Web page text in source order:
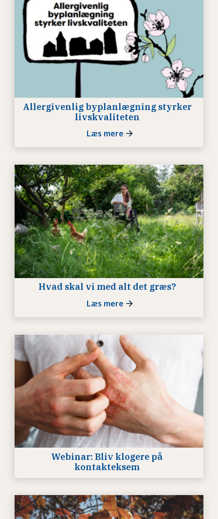
Allergivenlig byplanlægning styrker
livskvaliteten
Læs mere
Hvad skal vi med alt det græs?
Læs mere
Webinar: Bliv klogere på
kontakteksem